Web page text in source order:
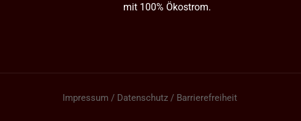
mit 100% Ökostrom.
Impressum / Datenschutz / Barrierefreiheit